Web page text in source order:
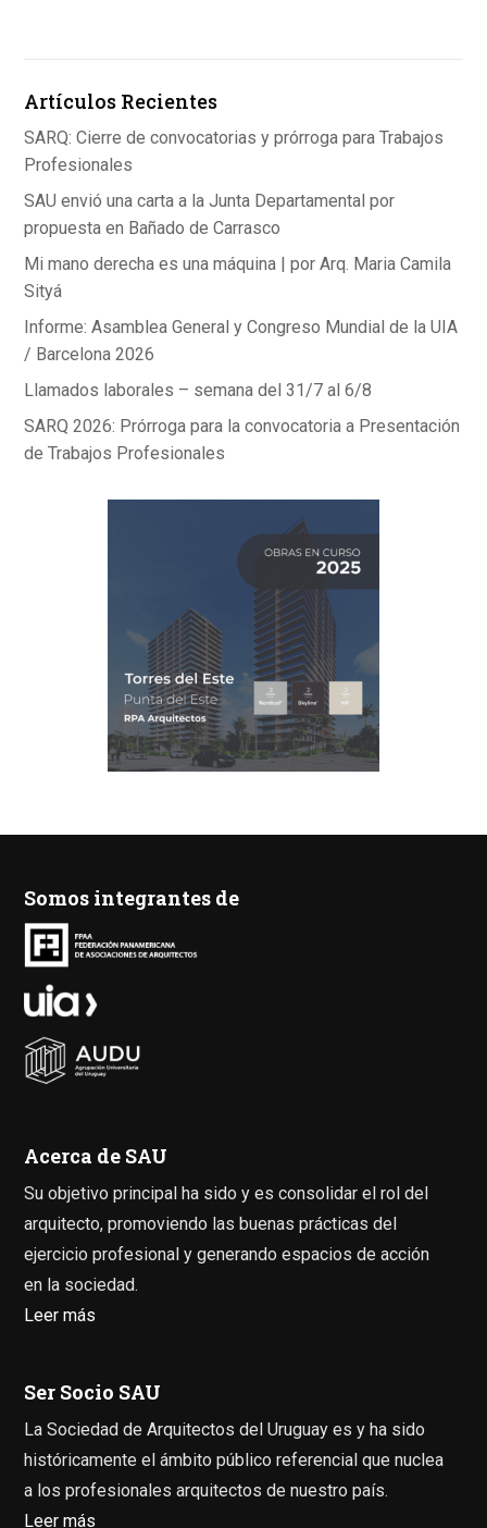
Artículos Recientes
SARQ: Cierre de convocatorias y prórroga para Trabajos
Profesionales
SAU envió una carta a la Junta Departamental por
propuesta en Bañado de Carrasco
Mi mano derecha es una máquina | por Arq. Maria Camila
Sityá
Informe: Asamblea General y Congreso Mundial de la UIA
/ Barcelona 2026
Llamados laborales – semana del 31/7 al 6/8
SARQ 2026: Prórroga para la convocatoria a Presentación
de Trabajos Profesionales
Somos integrantes de
Acerca de SAU
Su objetivo principal ha sido y es consolidar el rol del
arquitecto, promoviendo las buenas prácticas del
ejercicio profesional y generando espacios de acción
en la sociedad.
Leer más
Ser Socio SAU
La Sociedad de Arquitectos del Uruguay es y ha sido
históricamente el ámbito público referencial que nuclea
a los profesionales arquitectos de nuestro país.
Leer más